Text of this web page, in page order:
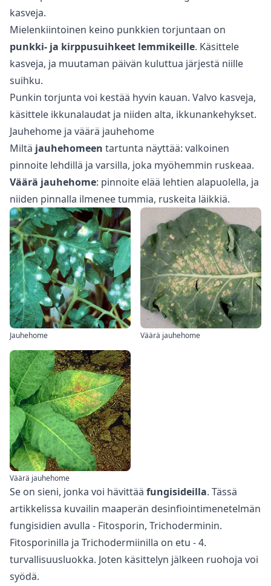
kasveja.
Mielenkiintoinen keino punkkien torjuntaan on
punkki- ja kirppusuihkeet lemmikeille. Käsittele
kasveja, ja muutaman päivän kuluttua järjestä niille
suihku.
Punkin torjunta voi kestää hyvin kauan. Valvo kasveja,
käsittele ikkunalaudat ja niiden alta, ikkunankehykset.
Jauhehome ja väärä jauhehome
Miltä jauhehomeen tartunta näyttää: valkoinen
pinnoite lehdillä ja varsilla, joka myöhemmin ruskeaa.
Väärä jauhehome: pinnoite elää lehtien alapuolella, ja
niiden pinnalla ilmenee tummia, ruskeita läikkiä.
Jauhehome Väärä jauhehome
Väärä jauhehome
Se on sieni, jonka voi hävittää fungisideilla. Tässä
artikkelissa kuvailin maaperän desinfiointimenetelmän
fungisidien avulla - Fitosporin, Trichoderminin.
Fitosporinilla ja Trichodermiinilla on etu - 4.
turvallisuusluokka. Joten käsittelyn jälkeen ruohoja voi
syödä.